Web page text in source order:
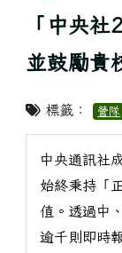
「中央
並鼓勵貴
標籤： 營隊
中央通訊社
始終秉持「
值。透過中
逾千則即時